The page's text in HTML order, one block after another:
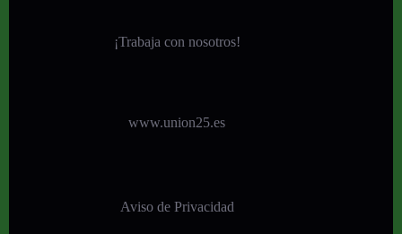
¡Trabaja con nosotros!
www.union25.es
Aviso de Privacidad